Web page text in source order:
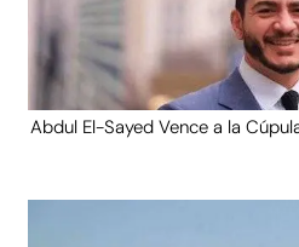
Abdul El-Sayed Vence a la